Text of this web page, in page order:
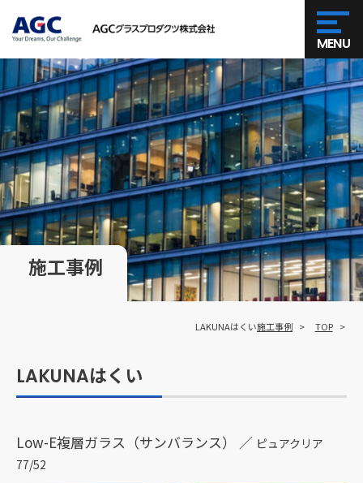
MENU
施工事例
TOP
施工事例
LAKUNAはくい
LAKUNAはくい
Low-E複層ガラス（サンバランス） ／ ピュアクリア
77/52